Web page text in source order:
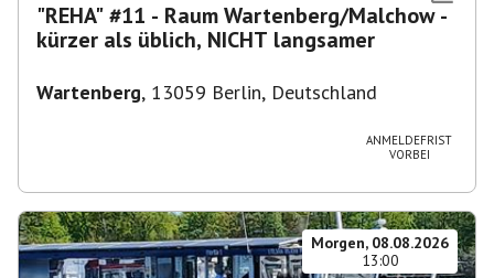
"REHA" #11 - Raum Wartenberg/Malchow -
kürzer als üblich, NICHT langsamer
Wartenberg, 13059 Berlin, Deutschland
ANMELDEFRIST
VORBEI
Morgen, 08.08.2026
13:00